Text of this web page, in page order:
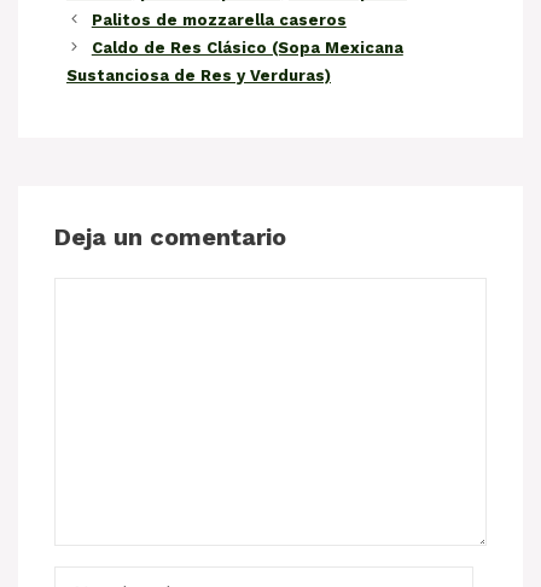
Palitos de mozzarella caseros
Caldo de Res Clásico (Sopa Mexicana
Sustanciosa de Res y Verduras)
Deja un comentario